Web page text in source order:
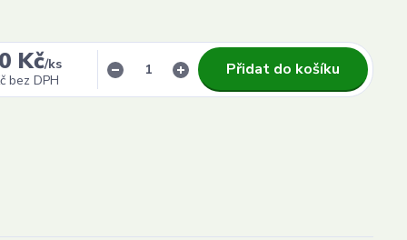
Kč/ks
bez DPH
Přidat do košíku